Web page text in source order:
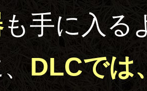
も手に入る
DLCでは